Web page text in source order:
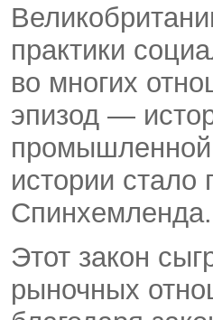
практики
во многих
эпизод —
истории стало
Спинхемленда.
Этот закон
рыночных